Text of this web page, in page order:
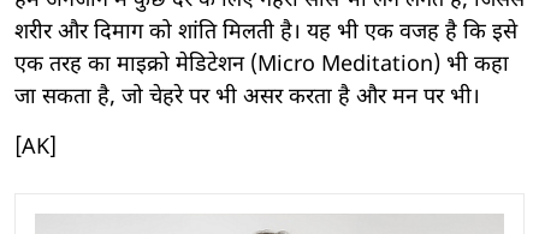
शरीर और दिमाग को शांति मिलती है। यह भी एक वजह है कि इसे
एक तरह का माइक्रो मेडिटेशन (Micro Meditation) भी कहा
जा सकता है, जो चेहरे पर भी असर करता है और मन पर भी।
[AK]